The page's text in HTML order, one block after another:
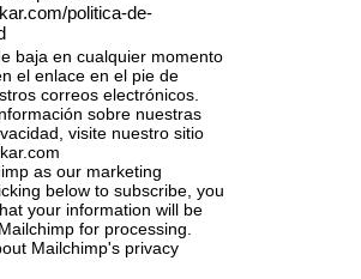
politica-de-
baja en cualquier momento
el enlace en el pie de
correos electrónicos.
sobre nuestras
visite nuestro sitio
as our marketing
below to subscribe, you
your information will be
for processing.
Mailchimp's privacy